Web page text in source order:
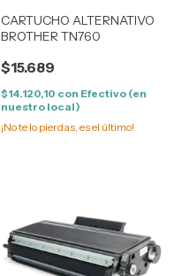
CARTUCHO ALTERNATIVO
BROTHER TN760
$15.689
$14.120,10 con Efectivo (en
nuestro local)
¡No te lo pierdas, es el último!